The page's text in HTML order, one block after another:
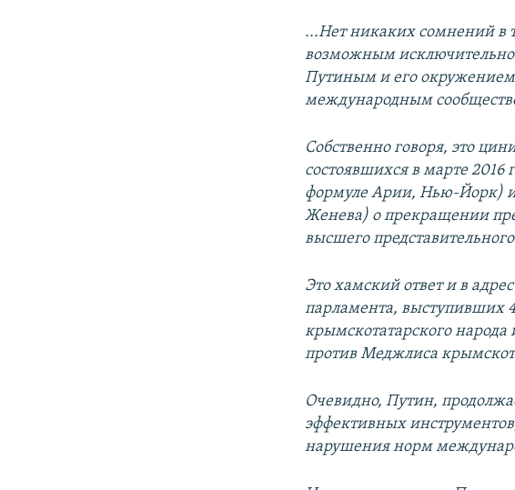
...Нет никаких сомнений в
возможным исключительно
Путиным и его
международным
Собственно говоря, это
состоявшихся в марте 2016
формуле Арии, Нью-Йорк)
Женева) о прекращении
высшего
Это хамский ответ и в
парламента, выступивших
крымскотатарского
против Меджлиса
Очевидно, Путин,
эффективных
нарушения норм